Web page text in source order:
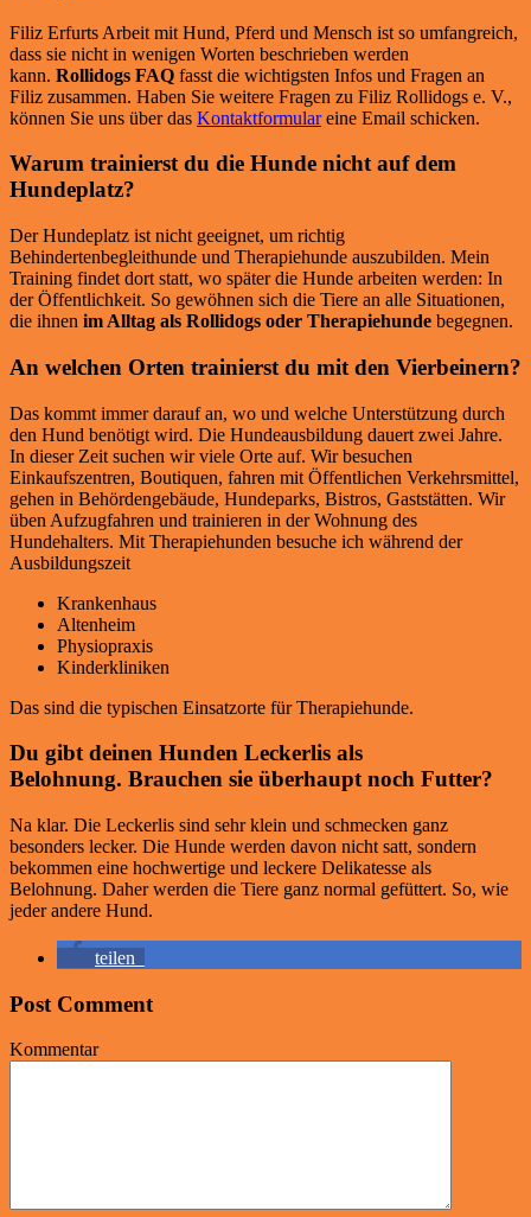
Filiz Erfurts Arbeit mit Hund, Pferd und Mensch ist so umfangreich,
dass sie nicht in wenigen Worten beschrieben werden
kann. Rollidogs FAQ fasst die wichtigsten Infos und Fragen an
Filiz zusammen. Haben Sie weitere Fragen zu Filiz Rollidogs e. V.,
können Sie uns über das Kontaktformulareine Email schicken.
Warum trainierst du die Hunde nicht auf dem
Hundeplatz?
Der Hundeplatz ist nicht geeignet, um richtig
Behindertenbegleithunde und Therapiehunde auszubilden. Mein
Training findet dort statt, wo später die Hunde arbeiten werden: In
der Öffentlichkeit. So gewöhnen sich die Tiere an alle Situationen,
die ihnen im Alltag als Rollidogs oder Therapiehunde begegnen.
An welchen Orten trainierst du mit den Vierbeinern?
Das kommt immer darauf an, wo und welche Unterstützung durch
den Hund benötigt wird. Die Hundeausbildung dauert zwei Jahre.
In dieser Zeit suchen wir viele Orte auf. Wir besuchen
Einkaufszentren, Boutiquen, fahren mit Öffentlichen Verkehrsmittel,
gehen in Behördengebäude, Hundeparks, Bistros, Gaststätten. Wir
üben Aufzugfahren und trainieren in der Wohnung des
Hundehalters. Mit Therapiehunden besuche ich während der
Ausbildungszeit
Krankenhaus
Altenheim
Physiopraxis
Kinderkliniken
Das sind die typischen Einsatzorte für Therapiehunde.
Du gibt deinen Hunden Leckerlis als
Belohnung. Brauchen sie überhaupt noch Futter?
Na klar. Die Leckerlis sind sehr klein und schmecken ganz
besonders lecker. Die Hunde werden davon nicht satt, sondern
bekommen eine hochwertige und leckere Delikatesse als
Belohnung. Daher werden die Tiere ganz normal gefüttert. So, wie
jeder andere Hund.
teilen
Post Comment
Kommentar